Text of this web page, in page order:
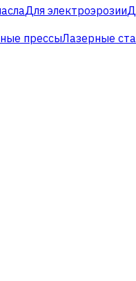
Для электроэрозии
прессыЛазерные